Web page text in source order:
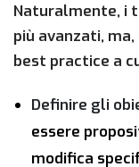
Naturalmente, i
più avanzati,
best practice a
Definire gli
essere
modifica